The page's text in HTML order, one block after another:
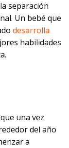
separación
Un bebé que
desarrolla
habilidades
que una vez
del año
a